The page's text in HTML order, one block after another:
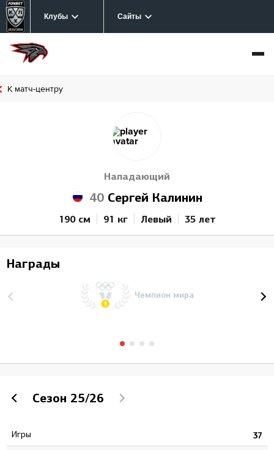
Клубы Сайты
К матч-центру
Нападающий
40Сергей Калинин
190 см 91 кг Левый 35 лет
Награды
Чемпион мира
Сезон 25/26
Игры 37